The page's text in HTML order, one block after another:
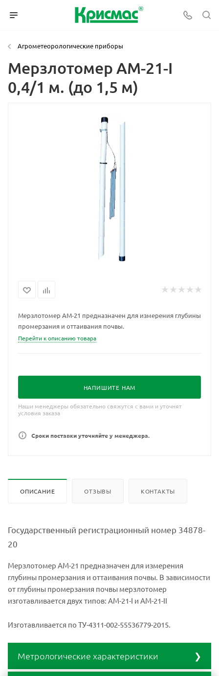
Агрометеорологические приборы
Мерзлотомер АМ-21-I
0,4/1 м. (до 1,5 м)
Мерзлотомер АМ-21 предназначен для измерения глубины
промерзания и оттаивания почвы.
Перейти к описанию товара
НАПИШИТЕ НАМ
Наши менеджеры обязательно свяжутся с вами и уточнят
условия заказа
Сроки поставки уточняйте у менеджера.
ОПИСАНИЕ ОТЗЫВЫ КОНТАКТЫ
Государственный регистрационный номер 34878-
20
Мерзлотомер АМ-21 предназначен для измерения
глубины промерзания и оттаивания почвы. В зависимости
от глубины промерзания почвы мерзлотомер
изготавливается двух типов: АМ-21-I и АМ-21-II
Изготавливается по ТУ-4311-002-55536779-2015.
Метрологические характеристики